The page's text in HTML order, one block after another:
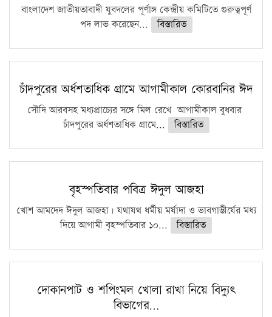
ফরিদগঞ্জে আগুনে পুড়লো ৬ ব্যবসা প্রতিষ্ঠান
বাংলাদেশ জাতীয়তাবাদী যুবদলের পূর্ণাঙ্গ কেন্দ্রীয় কমিটিতে গুরুত্বপূর্ণ
পদ লাভ করেছেন...
বিস্তারিত
চাঁদপুরের অর্ধশতাধিক গ্রামে আগামীকাল কোরবানির ঈদ
সৌদি আরবসহ মধ্যপ্রাচ্যের সঙ্গে মিল রেখে আগামীকাল বুধবার
চাঁদপুরের অর্ধশতাধিক গ্রামে...
বিস্তারিত
বৃহস্পতিবার পবিত্র ঈদুল আজহা
খোশ আমদেদ ঈদুল আজহা। যথাযথ ধর্মীয় মর্যাদা ও ভাবগাম্ভীর্যের মধ্য
দিয়ে আগামী বৃহস্পতিবার ১০...
বিস্তারিত
দোকানপাট ও শপিংমল খোলা রাখা নিয়ে বিদ্যুৎ
বিভাগের…